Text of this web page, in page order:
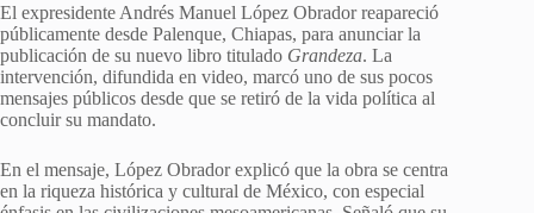
El expresidente Andrés Manuel López Obrador reapareció
públicamente desde Palenque, Chiapas, para anunciar la
publicación de su nuevo libro titulado Grandeza. La
intervención, difundida en video, marcó uno de sus pocos
mensajes públicos desde que se retiró de la vida política al
concluir su mandato.
En el mensaje, López Obrador explicó que la obra se centra
en la riqueza histórica y cultural de México, con especial